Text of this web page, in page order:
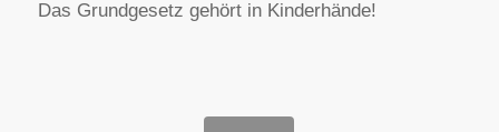
Das Grundgesetz gehört in Kinderhände!